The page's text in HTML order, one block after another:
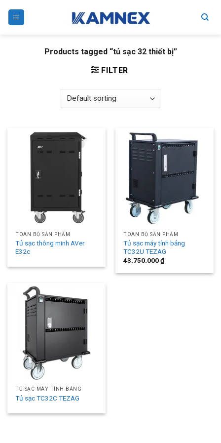
Products tagged “tủ sạc 32 thiết bị”
FILTER
TOÀN BỘ SẢN PHẨM
Tủ sạc thông minh AVer
E32c
TOÀN BỘ SẢN PHẨM
Tủ sạc máy tính bảng
TC32U TEZAG
43.750.000₫
TỦ SẠC MÁY TÍNH BẢNG
Tủ sạc TC32C TEZAG